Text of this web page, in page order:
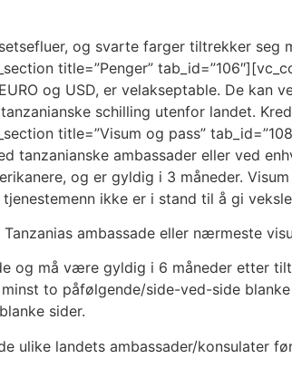
og svarte farger tiltrekker seg
title=”Penger”
og USD, er velakseptable. De kan
schilling utenfor landet.
title=”Visum og pass”
tanzanianske ambassader eller ved
og er gyldig i 3 måneder.
ikke er i stand til å gi
ambassade eller nærmeste
og må være gyldig i 6 måneder etter
to påfølgende/side-ved-side
sider.
ulike landets ambassader/konsulater